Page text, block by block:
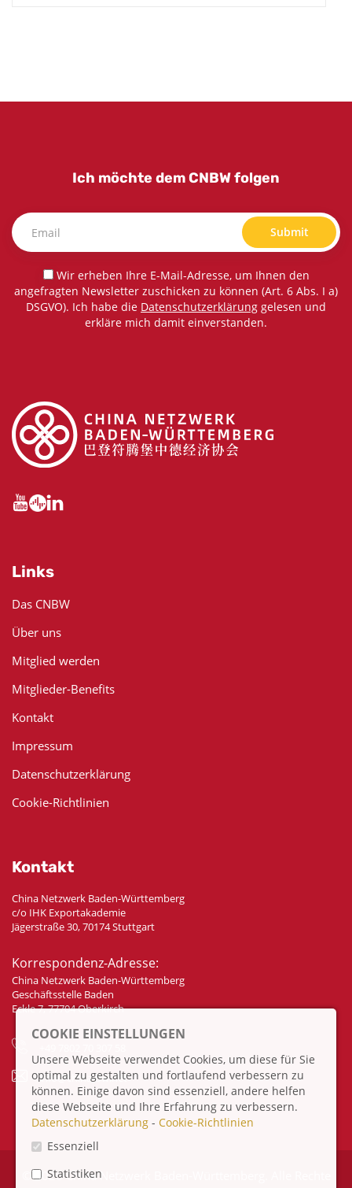
Ich möchte dem CNBW folgen
Submit
Wir erheben Ihre E-Mail-Adresse, um Ihnen den
angefragten Newsletter zuschicken zu können (Art. 6 Abs. I a)
DSGVO). Ich habe die Datenschutzerklärung gelesen und
erkläre mich damit einverstanden.
Links
Das CNBW
Über uns
Mitglied werden
Mitglieder-Benefits
Kontakt
Impressum
Datenschutzerklärung
Cookie-Richtlinien
Kontakt
China Netzwerk Baden-Württemberg
c/o IHK Exportakademie
Jägerstraße 30, 70174 Stuttgart
Korrespondenz-Adresse:
China Netzwerk Baden-Württemberg
Geschäftsstelle Baden
Eckle 7, 77704 Oberkirch
info@china-bw.net
© 2026 China Netzwerk Baden-Württemberg. Alle Rechte
COOKIE EINSTELLUNGEN
Unsere Webseite verwendet Cookies, um diese für Sie
optimal zu gestalten und fortlaufend verbessern zu
können. Einige davon sind essenziell, andere helfen
diese Webseite und Ihre Erfahrung zu verbessern.
Datenschutzerklärung - Cookie-Richtlinien
Essenziell
Statistiken